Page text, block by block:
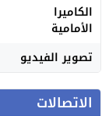
الكاميرا
الأمامية
تصوير الفيديو
الاتصالات